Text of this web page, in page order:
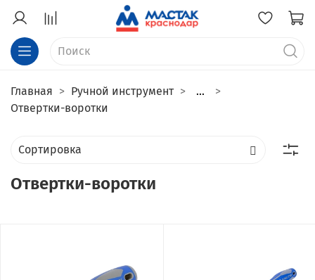
Главная Ручной инструмент
...
Отвертки-воротки
Отвертки-воротки